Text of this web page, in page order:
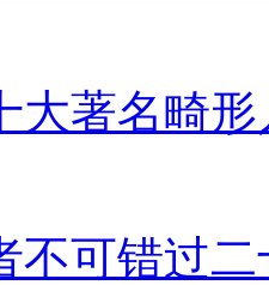
大著名畸
不可错过